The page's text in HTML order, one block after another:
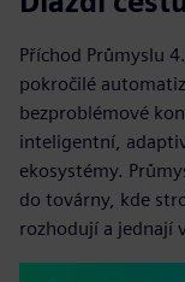
Příchod Průmyslu
pokročilé
bezproblémové
inteligentní,
ekosystémy.
do továrny, kde
rozhodují a jednají